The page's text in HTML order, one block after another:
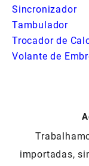
Sincronizador
Tambulador
Trocador de
Volante de
importadas,